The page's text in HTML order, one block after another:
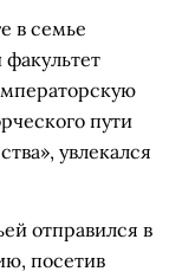
в семье
пути
увлекался
отправился в
посетив